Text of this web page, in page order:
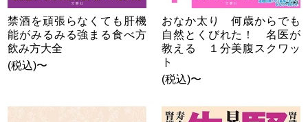
禁酒を頑張らなくても肝機
能がみるみる強まる食べ方
飲み方大全
(税込)〜
おなか太り 何歳からでも
自然とくびれた！ 名医が
教える １分美腹スクワッ
ト
(税込)〜